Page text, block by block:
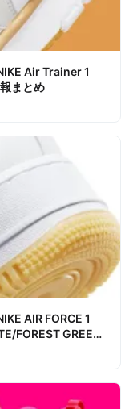
Air Trainer 1
まとめ
AIR FORCE 1
FOREST GREEN-